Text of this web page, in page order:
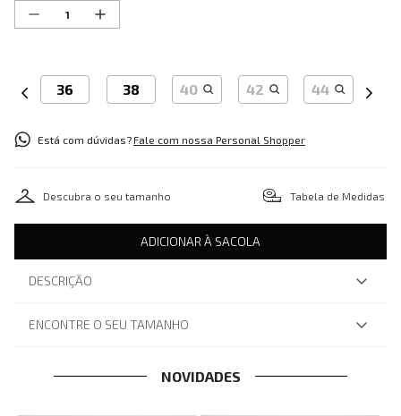
36 38 40 42 44
Está com dúvidas?Fale com nossa Personal Shopper
Descubra o seu tamanho Tabela de Medidas
ADICIONAR À SACOLA
DESCRIÇÃO
ENCONTRE O SEU TAMANHO
NOVIDADES